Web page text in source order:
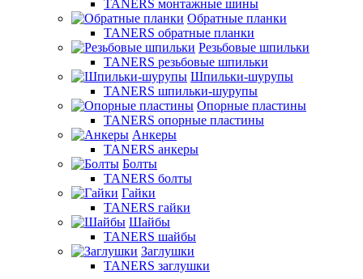
TANERS монтажные шины
Обратные планки
TANERS обратные планки
Резьбовые шпильки
TANERS резьбовые шпильки
Шпильки-шурупы
TANERS шпильки-шурупы
Опорные пластины
TANERS опорные пластины
Анкеры
TANERS анкеры
Болты
TANERS болты
Гайки
TANERS гайки
Шайбы
TANERS шайбы
Заглушки
TANERS заглушки